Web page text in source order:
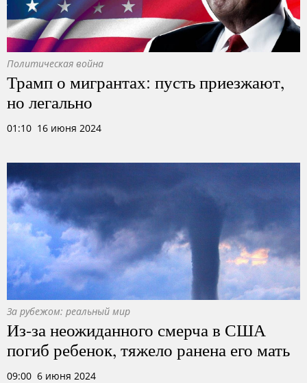
Политическая война
Трамп о мигрантах: пусть приезжают,
но легально
01:10 16 июня 2024
За рубежом: реальный мир
Из-за неожиданного смерча в США
погиб ребенок, тяжело ранена его мать
09:00 6 июня 2024